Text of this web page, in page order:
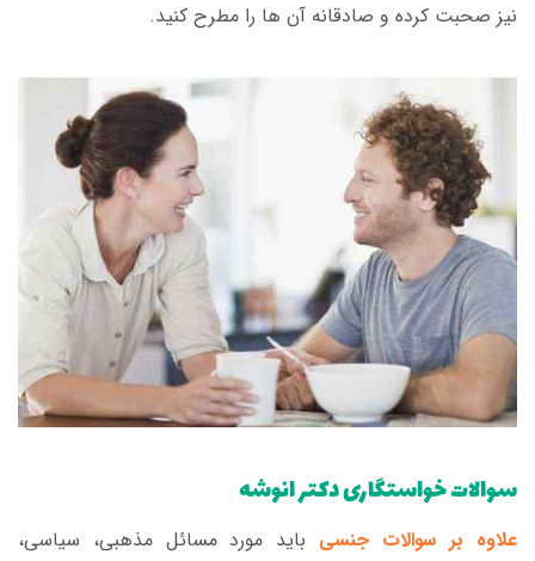
نیز صحبت کرده و صادقانه آن ها را مطرح کنید.
سوالات خواستگاری دکتر انوشه
علاوه بر سوالات جنسی باید مورد مسائل مذهبی، سیاسی،